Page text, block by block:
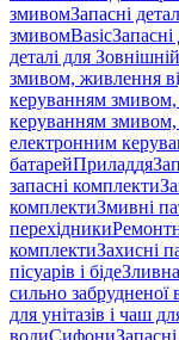
змивомЗапасні
змивомBasicЗапасні
деталі для
змивом, живлення
керуванням
керуванням змивом,
електронним
батарейПриладдя
запасні комплекти
комплектиЗмивні
перехідники
комплектиЗахисні
пісуарів і біде
сильно забрудненої
для унітазів і чаш
водиСифони